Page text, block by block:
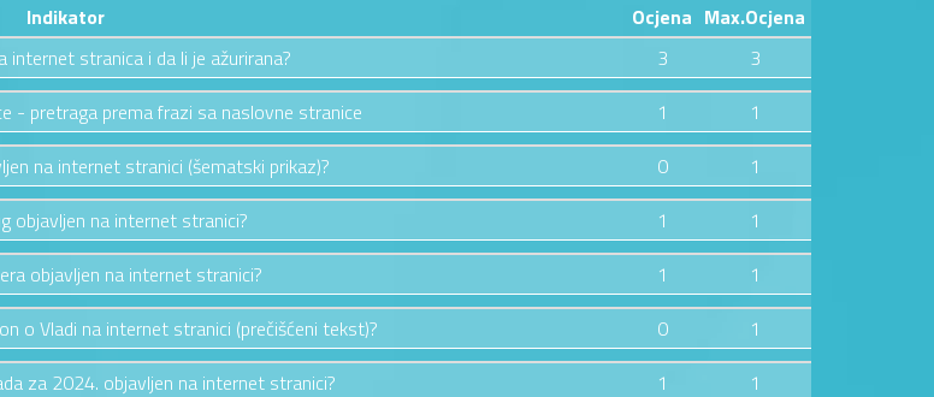
Indikator Ocjena Max.Ocjena
internet stranica i da li je ažurirana? 3
3
- pretraga prema frazi sa naslovne stranice 1
1
na internet stranici (šematski prikaz)? 0
1
objavljen na internet stranici? 1
1
objavljen na internet stranici? 1
1
o Vladi na internet stranici (prečišćeni tekst)? 0
1
za 2024. objavljen na internet stranici? 1
1